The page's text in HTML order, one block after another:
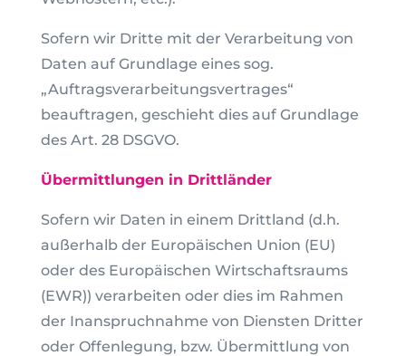
Sofern wir Dritte mit der Verarbeitung von
Daten auf Grundlage eines sog.
„Auftragsverarbeitungsvertrages“
beauftragen, geschieht dies auf Grundlage
des Art. 28 DSGVO.
Übermittlungen in Drittländer
Sofern wir Daten in einem Drittland (d.h.
außerhalb der Europäischen Union (EU)
oder des Europäischen Wirtschaftsraums
(EWR)) verarbeiten oder dies im Rahmen
der Inanspruchnahme von Diensten Dritter
oder Offenlegung, bzw. Übermittlung von